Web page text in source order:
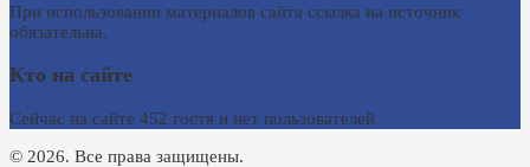
При использовании материалов сайта ссылка на источник
обязательна.
Кто на сайте
Сейчас на сайте 452 гостя и нет пользователей
© 2026. Все права защищены.